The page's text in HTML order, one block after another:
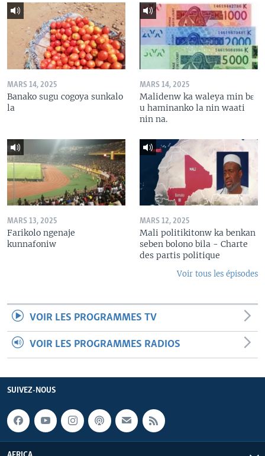
MARS 14, 2025
Banako sugu cogoya sunkalo
la
MARS 14, 2025
Malidenw ka waleya min bɛ
u haminanko la nin waati
nin na.
MARS 13, 2025
Farikolo ngenaje
kunnafoniw
MARS 12, 2025
Mali politikitonw ka benkan
seben bolono bila - Charte
des partis politique
Voir tous les épisodes
VOIR LES PROGRAMMES TV
VOIR LES PROGRAMMES RADIOS
SUIVEZ-NOUS